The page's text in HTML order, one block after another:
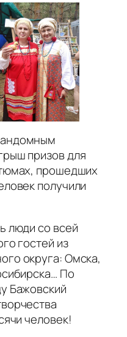
призов для
прошедших
получили
люди со всей
гостей из
округа: Омска,
По
Бажовский
человек!